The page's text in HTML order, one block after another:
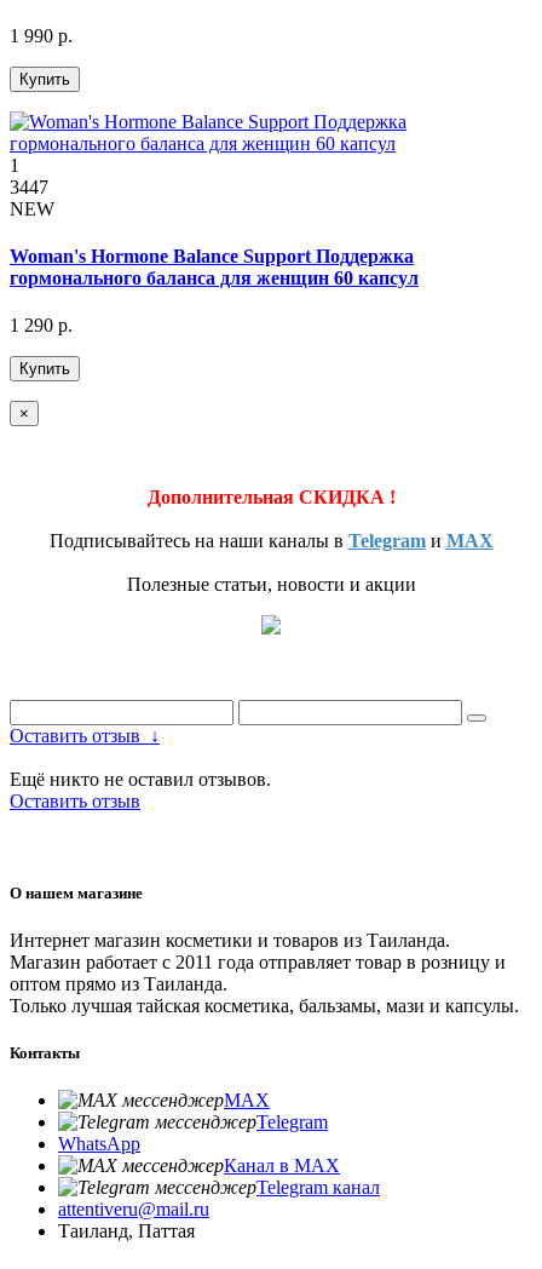
1 990 р.
Купить
1
3447
NEW
Woman's Hormone Balance Support Поддержка
гормонального баланса для женщин 60 капсул
1 290 р.
Купить
×
Дополнительная СКИДКА !
Подписывайтесь на наши каналы в Telegramи MAX
Полезные статьи, новости и акции
Оставить отзыв ↓
Ещё никто не оставил отзывов.
Оставить отзыв
О нашем магазине
Интернет магазин косметики и товаров из Таиланда.
Магазин работает с 2011 года отправляет товар в розницу и
оптом прямо из Таиланда.
Только лучшая тайская косметика, бальзамы, мази и капсулы.
Контакты
MAX
Telegram
WhatsApp
Канал в MAX
Telegram канал
attentiveru@mail.ru
Таиланд, Паттая